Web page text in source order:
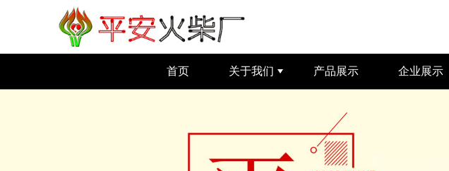
首页 关于我们 产品展示 企业展示